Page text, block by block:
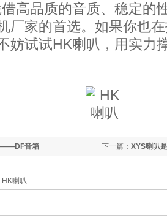
高品质的音质、稳定的
厂家的首选。如果你也
妨试试HK喇叭，用实力
下一篇： XYS喇叭
——DF音箱
HK喇叭